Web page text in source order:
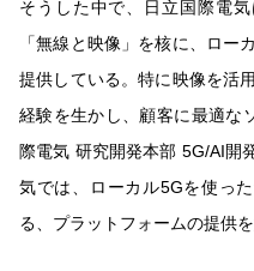
そうした中で、日立国際電
「無線と映像」を核に、ロー
提供している。特に映像を活
経験を生かし、顧客に最適な
際電気 研究開発本部 5G/AI開
気では、ローカル5Gを使っ
る、プラットフォームの提供